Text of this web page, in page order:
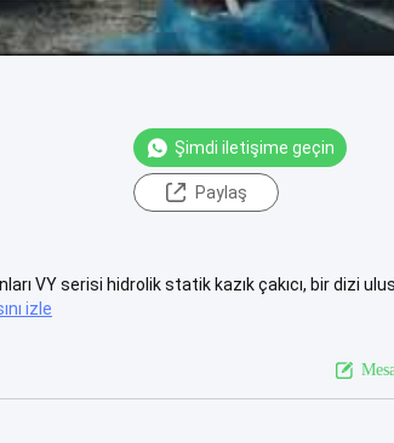
Şimdi iletişime geçin
Paylaş
VY serisi hidrolik statik kazık çakıcı, bir dizi
izle